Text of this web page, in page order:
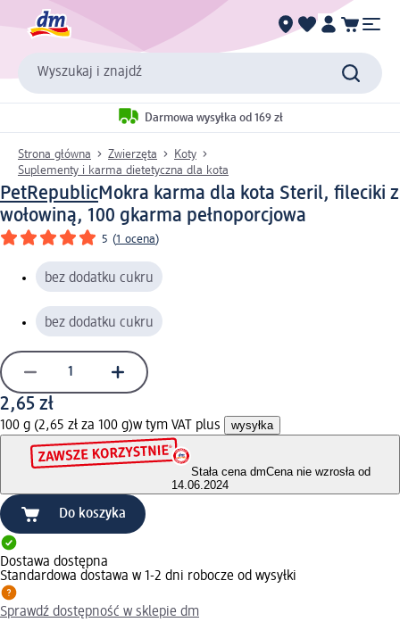
Wyszukaj i znajdź
Darmowa wysyłka od 169 zł
Strona główna Zwierzęta
Koty
Suplementy i karma dietetyczna dla kota
PetRepublicMokra karma dla kota Steril, fileciki z
wołowiną, 100 gkarma pełnoporcjowa
5 (1 ocena)
bez dodatku cukru
bez dodatku cukru
2,65 zł
100 g (2,65 zł za 100 g)w tym VAT plus wysyłka
Stała cena dmCena nie wzrosła od
14.06.2024
Do koszyka
Dostawa dostępna
Standardowa dostawa w 1-2 dni robocze od wysyłki
Sprawdź dostępność w sklepie dm